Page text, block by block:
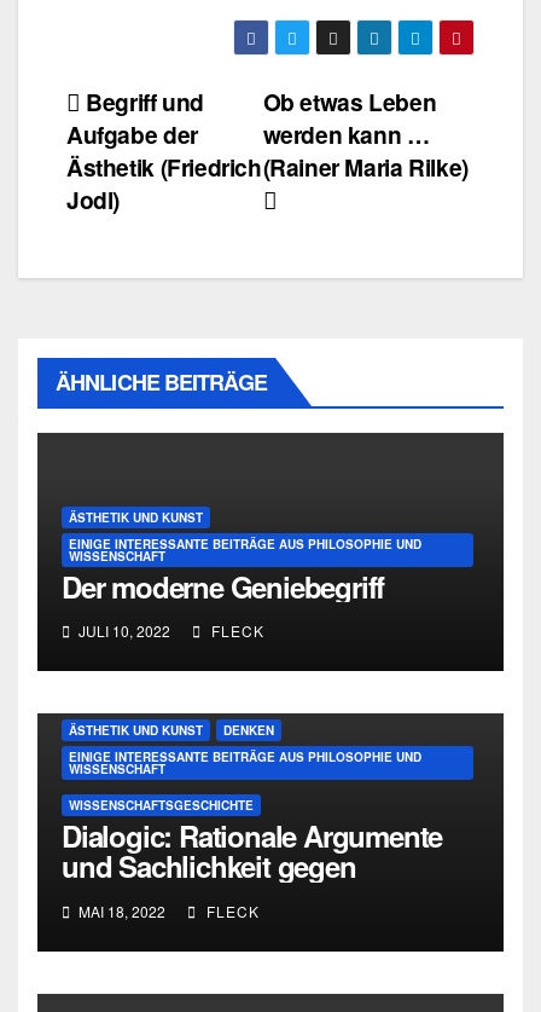
Beitragsnavigation
Ob etwas Leben
werden kann …
(Rainer Maria Rilke)
Begriff und
Aufgabe der
Ästhetik (Friedrich
Jodl)
ÄHNLICHE BEITRÄGE
ÄSTHETIK UND KUNST
EINIGE INTERESSANTE BEITRÄGE AUS PHILOSOPHIE UND
WISSENSCHAFT
Der moderne Geniebegriff
JULI 10, 2022 FLECK
ÄSTHETIK UND KUNST
DENKEN
EINIGE INTERESSANTE BEITRÄGE AUS PHILOSOPHIE UND
WISSENSCHAFT
WISSENSCHAFTSGESCHICHTE
Dialogic: Rationale Argumente
und Sachlichkeit gegen
Personenkult und
Genieverehrung
MAI 18, 2022 FLECK